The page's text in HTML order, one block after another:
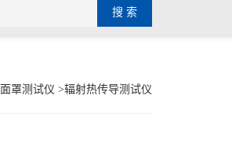
面罩测试仪 >辐射热传导测试仪